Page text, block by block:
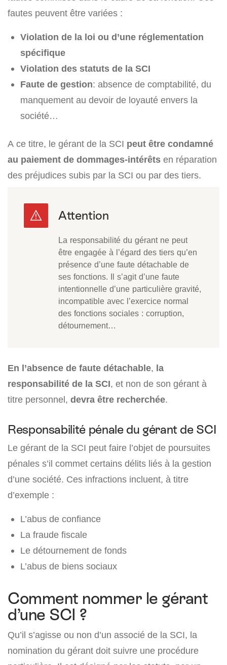
fautes peuvent être variées :
Violation de la loi ou d’une réglementation
spécifique
Violation des statuts de la SCI
Faute de gestion: absence de comptabilité, du
manquement au devoir de loyauté envers la
société…
A ce titre, le gérant de la SCI peut être condamné
au paiement de dommages-intérêts en réparation
des préjudices subis par la SCI ou par des tiers.
La responsabilité du gérant ne peut
être engagée à l’égard des tiers qu’en
présence d’une faute détachable de
ses fonctions. Il s’agit d’une faute
intentionnelle d’une particulière gravité,
incompatible avec l’exercice normal
des fonctions sociales : corruption,
détournement…
En l’absence de faute détachable, la
responsabilité de la SCI, et non de son gérant à
titre personnel, devra être recherchée.
Responsabilité pénale du gérant de SCI
Le gérant de la SCI peut faire l’objet de poursuites
pénales s’il commet certains délits liés à la gestion
d’une société. Ces infractions incluent, à titre
d’exemple :
L’abus de confiance
La fraude fiscale
Le détournement de fonds
L’abus de biens sociaux
Comment nommer le gérant
d’une SCI ?
Qu’il s’agisse ou non d’un associé de la SCI, la
nomination du gérant doit suivre une procédure